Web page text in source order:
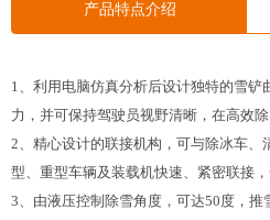
产品特点介绍
1、利用电脑仿真分析后设计独特的雪铲
力，并可保持驾驶员视野清晰，在高效除
2、精心设计的联接机构，可与除冰车、
型、重型车辆及装载机快速、紧密联接，
3、由液压控制除雪角度，可达50度，推